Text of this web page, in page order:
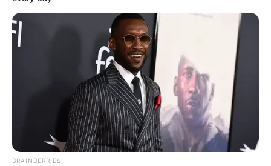
Banget
8 Kata Lucu Seputar Malam
Minggu ala Jomblo yang Bikin
Ngenes
BRAINBERRIES